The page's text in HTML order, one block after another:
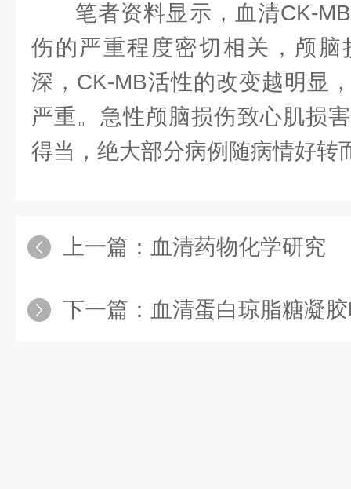
笔者资料显示，血清CK-
伤的严重程度密切相关，颅脑
深，CK-MB活性的改变越明显
严重。急性颅脑损伤致心肌损
得当，绝大部分病例随病情好转
上一篇： 血清药物化学研究
下一篇： 血清蛋白琼脂糖凝